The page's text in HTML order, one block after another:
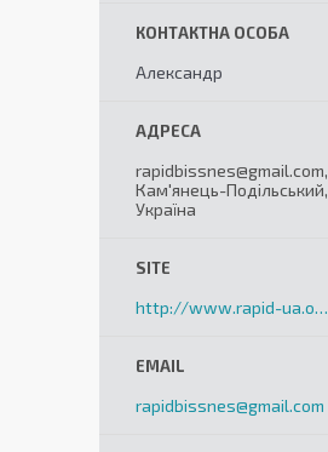
Александр
rapidbissnes@gmail.com,
Кам'янець-Подільський,
Україна
http://www.rapid-ua.org
rapidbissnes@gmail.com